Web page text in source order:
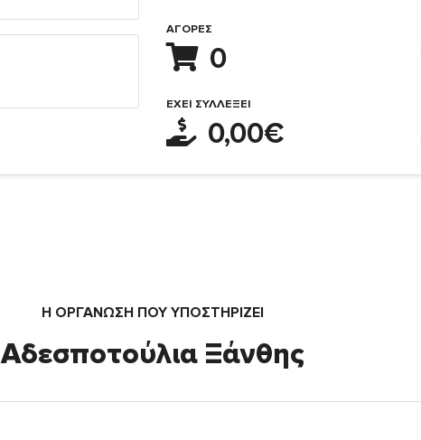
ΑΓΟΡΈΣ
0
ΈΧΕΙ ΣΥΛΛΈΞΕΙ
0,00€
Η ΟΡΓΆΝΩΣΗ ΠΟΥ ΥΠΟΣΤΗΡΙΖΕΙ
Αδεσποτούλια Ξάνθης